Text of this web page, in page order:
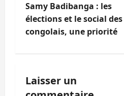
i
g
t
Samy Badibanga : les
élections et le social des
congolais, une priorité
Laisser un